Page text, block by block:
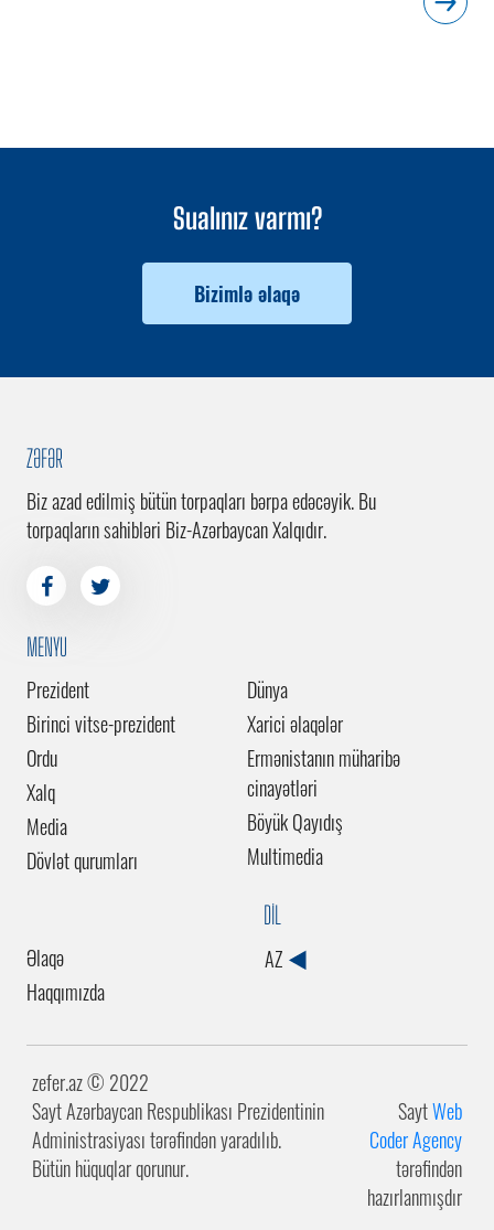
Sualınız varmı?
Bizimlə əlaqə
ZƏFƏR
Biz azad edilmiş bütün torpaqları bərpa edəcəyik. Bu
torpaqların sahibləri Biz-Azərbaycan Xalqıdır.
MENYU
Prezident
Birinci vitse-prezident
Ordu
Xalq
Media
Dövlət qurumları
Dünya
Xarici əlaqələr
Ermənistanın müharibə
cinayətləri
Böyük Qayıdış
Multimedia
Əlaqə
Haqqımızda
DİL
AZ
zefer.az ©️ 2022
Sayt Azərbaycan Respublikası Prezidentinin
Administrasiyası tərəfindən yaradılıb.
Bütün hüquqlar qorunur.
SaytWeb
Coder Agency
tərəfindən
hazırlanmışdır